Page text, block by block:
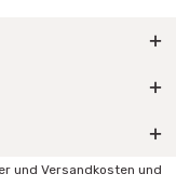
und Versandkosten und